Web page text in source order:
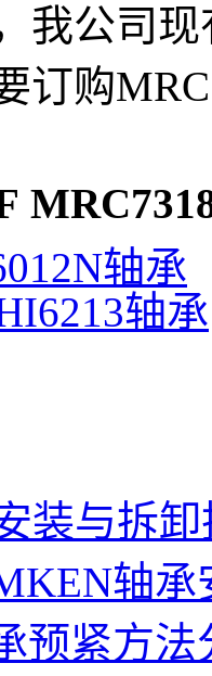
我公司
订购
轴承
轴承
装与拆
轴承
预紧方法